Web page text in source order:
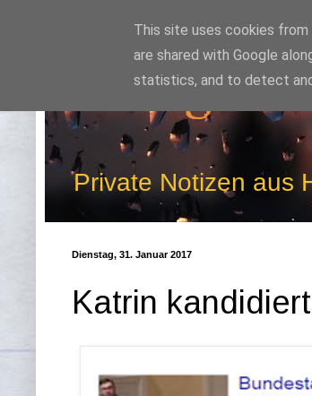
Kludge
Private Notizen aus
Dienstag, 31. Januar 2017
Katrin
This site uses cookies
are shared with Google
statistics, and to detect